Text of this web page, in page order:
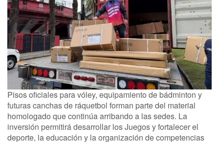
Pisos oficiales para vóley, equipamiento de bádminton y
futuras canchas de ráquetbol forman parte del material
homologado que continúa arribando a las sedes. La
inversión permitirá desarrollar los Juegos y fortalecer el
deporte, la educación y la organización de competencias